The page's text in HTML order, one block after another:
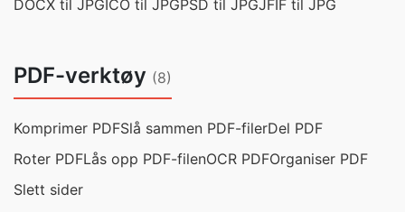
DOCX til JPGICO til JPGPSD til JPGJFIF til JPG
PDF-verktøy (8)
Komprimer PDFSlå sammen PDF-filerDel PDF
Roter PDFLås opp PDF-filenOCR PDFOrganiser PDF
Slett sider